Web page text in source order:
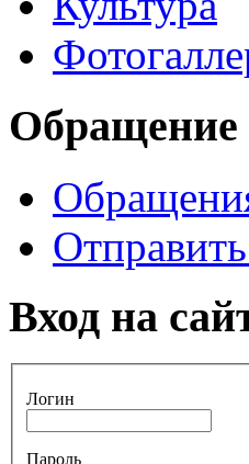
Обращение
Вход на
Логин
Пароль